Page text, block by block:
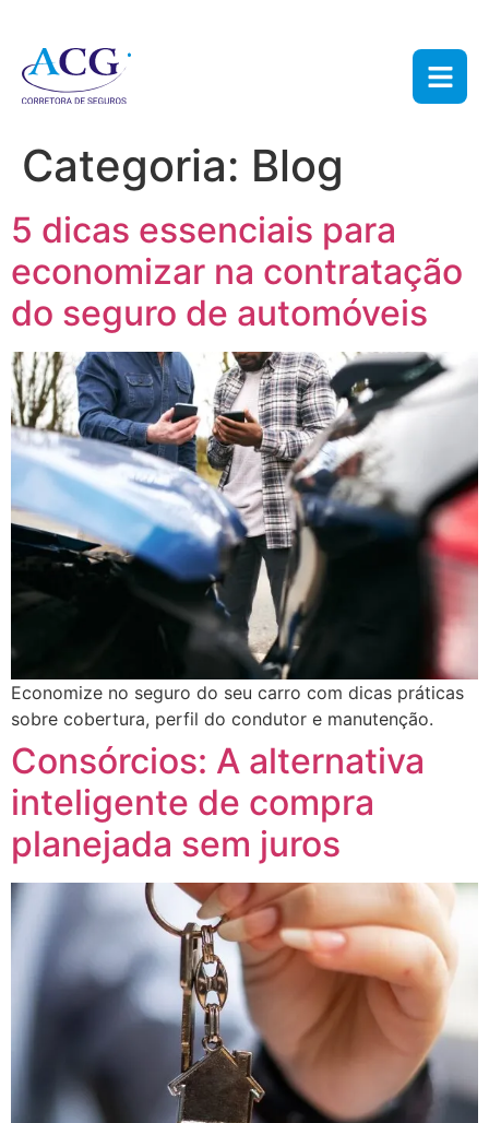
Categoria: Blog
5 dicas essenciais para
economizar na contratação
do seguro de automóveis
Economize no seguro do seu carro com dicas práticas
sobre cobertura, perfil do condutor e manutenção.
Consórcios: A alternativa
inteligente de compra
planejada sem juros